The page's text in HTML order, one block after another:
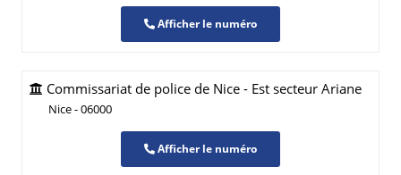
Afficher le numéro
Commissariat de police de Nice - Est secteur Ariane
Nice - 06000
Afficher le numéro